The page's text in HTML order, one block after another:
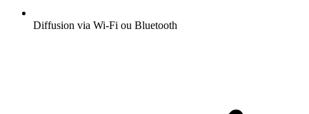
Diffusion via Wi-Fi ou Bluetooth